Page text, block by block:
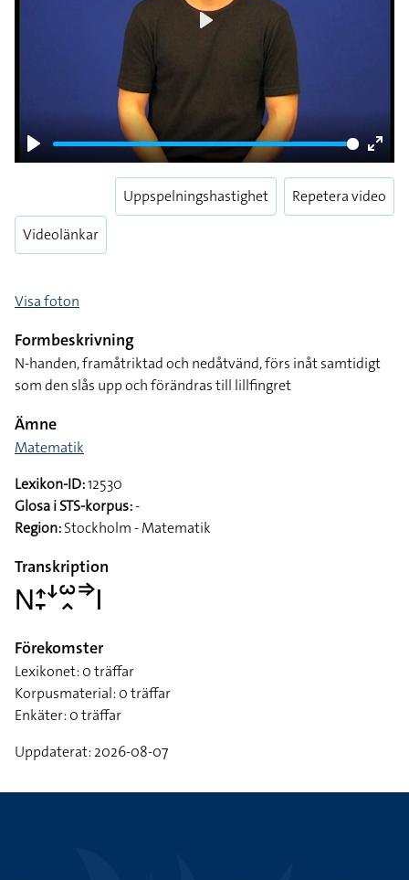
Play
Enter
Videolänkar
Uppspelningshastighet Repetera video
Visa foton
Formbeskrivning
N-handen, framåtriktad och nedåtvänd, förs inåt samtidigt
som den slås upp och förändras till lillfingret
Ämne
Matematik
Lexikon-ID:12530
Glosa i STS-korpus:-
Region:Stockholm - Matematik
Transkription
􌥌􌤴􌥙􌦄􌥱􌥿􌦆􌤱
Förekomster
Lexikonet: 0 träffar
Korpusmaterial: 0 träffar
Enkäter: 0 träffar
Uppdaterat: 2026-08-07